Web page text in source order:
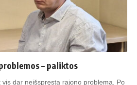
– paliktos
vis dar neišspręsta rajono problema. Po